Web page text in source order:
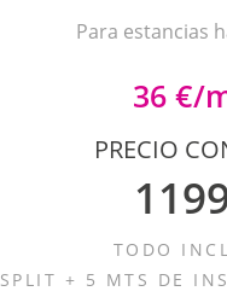
Para estancias
36 €/
PRECIO
TODO
SPLIT + 5 MTS DE